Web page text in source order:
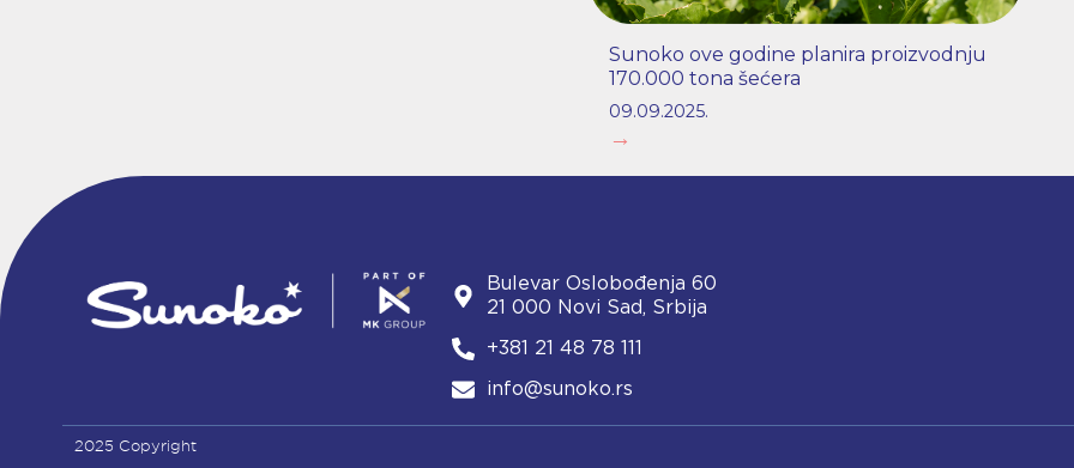
Sunoko ove godine planira proizvodnju
170.000 tona šećera
09.09.2025.
→
Bulevar Oslobođenja 60
21 000 Novi Sad, Srbija
+381 21 48 78 111
info@sunoko.rs
2025 Copyright